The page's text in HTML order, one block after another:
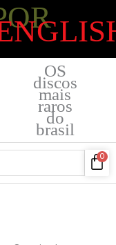
OS
discos
mais
raros
do
brasil
0